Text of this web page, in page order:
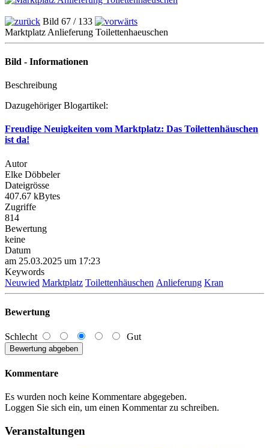
Bild 67 / 133
Marktplatz Anlieferung Toilettenhaeuschen
Bild - Informationen
Beschreibung
Dazugehöriger Blogartikel:
Freudige Neuigkeiten vom Marktplatz: Das Toilettenhäuschen
ist da!
Autor
Elke Döbbeler
Dateigrösse
407.67 kBytes
Zugriffe
814
Bewertung
keine
Datum
am 25.03.2025 um 17:23
Keywords
Neuwied Marktplatz Toilettenhäuschen Anlieferung Kran
Bewertung
Schlecht Gut
Kommentare
Es wurden noch keine Kommentare abgegeben.
Loggen Sie sich ein, um einen Kommentar zu schreiben.
Veranstaltungen